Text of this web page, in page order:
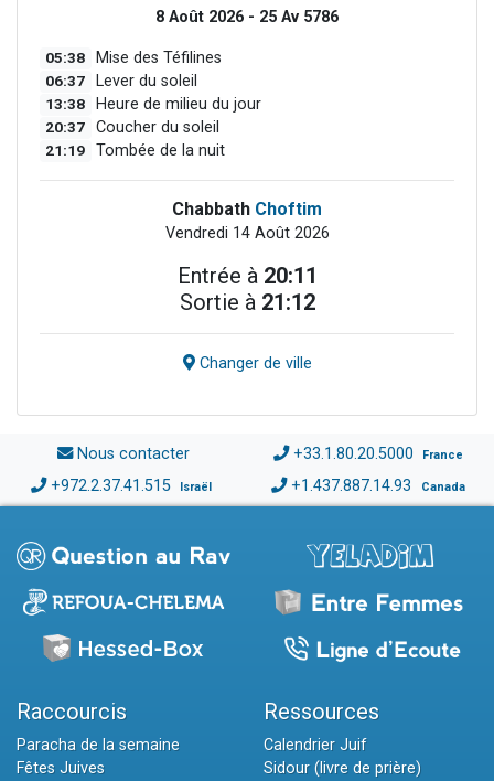
8 Août 2026 - 25 Av 5786
05:38 Mise des Téfilines
06:37 Lever du soleil
13:38 Heure de milieu du jour
20:37 Coucher du soleil
21:19 Tombée de la nuit
Chabbath Choftim
Vendredi 14 Août 2026
Entrée à 20:11
Sortie à 21:12
Changer de ville
Nous contacter +33.1.80.20.5000 France
+972.2.37.41.515 Israël +1.437.887.14.93 Canada
Raccourcis
Paracha de la semaine
Fêtes Juives
Ressources
Calendrier Juif
Sidour (livre de prière)